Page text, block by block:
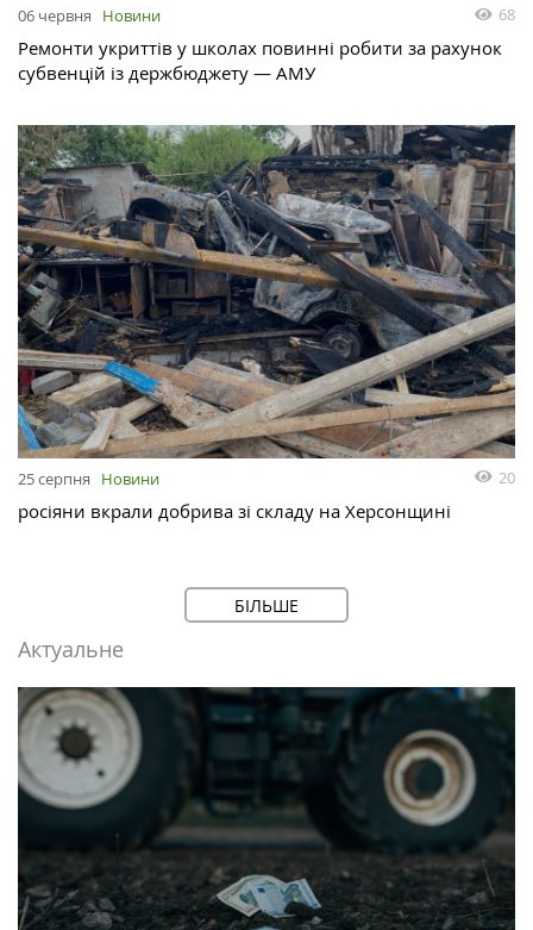
06 червня Новини 68
Ремонти укриттів у школах повинні робити за рахунок
субвенцій із держбюджету — АМУ
25 серпня Новини 20
росіяни вкрали добрива зі складу на Херсонщині
БІЛЬШЕ
Актуальне